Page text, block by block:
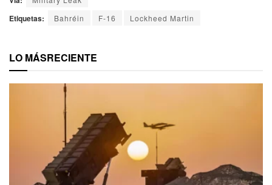
Etiquetas: Bahréin F-16 Lockheed Martin
LO MÁSRECIENTE